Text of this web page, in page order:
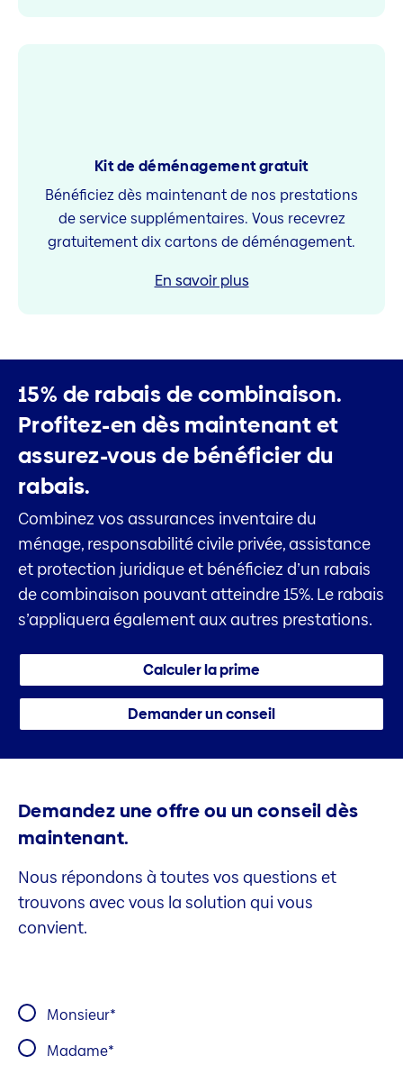
Kit de déménagement gratuit
Bénéficiez dès maintenant de nos prestations
de service supplémentaires. Vous recevrez
gratuitement dix cartons de déménagement.
En savoir plus
15% de rabais de combinaison.
Profitez-en dès maintenant et
assurez-vous de bénéficier du
rabais.
Combinez vos assurances inventaire du
ménage, responsabilité civile privée, assistance
et protection juridique et bénéficiez d’un rabais
de combinaison pouvant atteindre 15%. Le rabais
s’appliquera également aux autres prestations.
Calculer la prime
Demander un conseil
Demandez une offre ou un conseil dès
maintenant.
Nous répondons à toutes vos questions et
trouvons avec vous la solution qui vous
convient.
Monsieur
Madame